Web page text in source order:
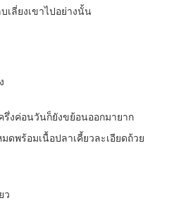
เลี่ยงเขาไปอย่างนั้น
งค่อนวันก็ยังขย้อนออกมายาก
ดพร้อมเนื้อปลาเคี้ยวละเอียดถ้วย
ว